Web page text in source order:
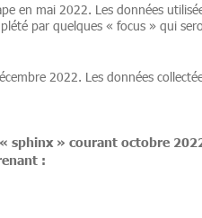
en mai 2022. Les données
par quelques « focus » qui
2022. Les données
sphinx » courant octobre
: